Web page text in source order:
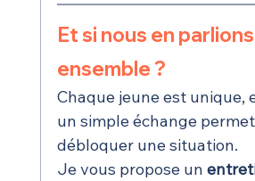
Et si nous en parlions
ensemble ?
Chaque jeune est unique,
un simple échange
débloquer une situation.
Je vous propose un